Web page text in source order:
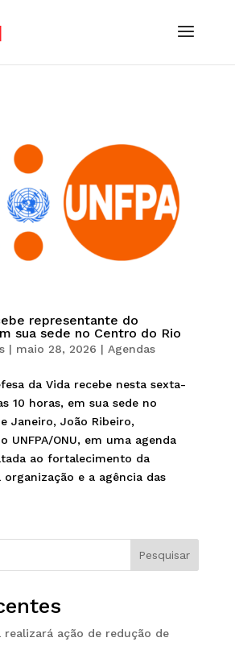
representante do
sua sede no Centro do Rio
| maio 28, 2026 | Agendas
da Vida recebe nesta sexta-
10 horas, em sua sede no
Janeiro, João Ribeiro,
UNFPA/ONU, em uma agenda
ao fortalecimento da
e a agência das
Pesquisar
realizará ação de redução de